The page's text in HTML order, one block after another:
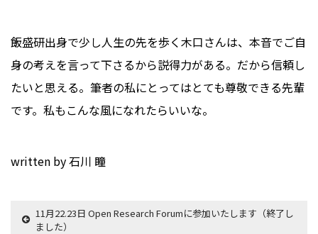
飯盛研出身で少し人生の先を歩く木口さんは、本音でご自
身の考えを言って下さるから説得力がある。だから信頼し
たいと思える。筆者の私にとってはとても尊敬できる先輩
です。私もこんな風になれたらいいな。
written by 石川 瞳
11月22.23日 Open Research Forumに参加いたします（終了し
ました）